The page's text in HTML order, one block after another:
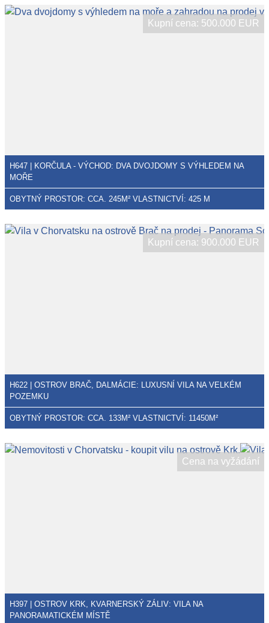
Kupní cena: 500.000 EUR
H647 | KORČULA - VÝCHOD: DVA DVOJDOMY S VÝHLEDEM NA
MOŘE
OBYTNÝ PROSTOR: CCA. 245M² VLASTNICTVÍ: 425 M
Kupní cena: 900.000 EUR
H622 | OSTROV BRAČ, DALMÁCIE: LUXUSNÍ VILA NA VELKÉM
POZEMKU
OBYTNÝ PROSTOR: CCA. 133M² VLASTNICTVÍ: 11450M²
Cena na vyžádání
H397 | OSTROV KRK, KVARNERSKÝ ZÁLIV: VILA NA
PANORAMATICKÉM MÍSTĚ